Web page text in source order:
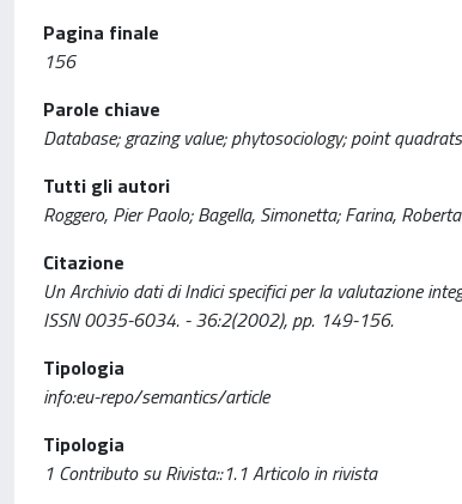
Pagina finale
156
Parole chiave
Database; grazing value; phytosociology; point
Tutti gli autori
Roggero, Pier Paolo; Bagella, Simonetta; Farina, Roberta
Citazione
Un Archivio dati di Indici specifici per la valutazione
ISSN 0035-6034. - 36:2(2002), pp. 149-156.
Tipologia
info:eu-repo/semantics/article
Tipologia
1 Contributo su Rivista::1.1 Articolo in rivista